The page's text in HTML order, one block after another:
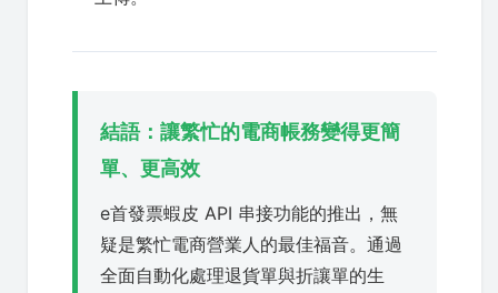
結語：讓繁忙的電商帳務變得更簡
單、更高效
e首發票蝦皮 API 串接功能的推出，無
疑是繁忙電商營業人的最佳福音。通過
全面自動化處理退貨單與折讓單的生